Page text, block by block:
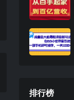
排行榜